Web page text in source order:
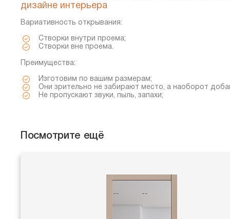
дизайне интерьера
Вариативность открывания:
Створки внутри проема;
Створки вне проема.
Преимущества:
Изготовим по вашим размерам;
Они зрительно не забирают место, а наоборот
Не пропускают звуки, пыль, запахи;
Посмотрите ещё